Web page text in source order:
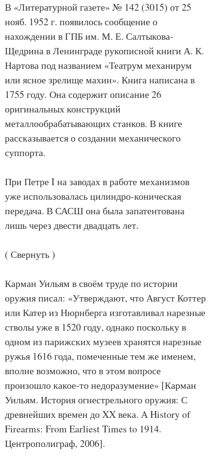
В «Литературной газете» № 142 (3015) от 25
нояб. 1952 г. появилось сообщение о
нахождении в ГПБ им. М. Е. Салтыкова-
Щедрина в Ленинграде рукописной книги А. К.
Нартова под названием «Театрум механирум
или ясное зрелище махин». Книга написана в
1755 году. Она содержит описание 26
оригинальных конструкций
металлообрабатывающих станков. В книге
рассказывается о создании механического
суппорта.
При Петре I на заводах в работе механизмов
уже использовалась цилиндро-коническая
передача. В САСШ она была запатентована
лишь через двести двадцать лет.
( Свернуть )
Карман Уильям в своём труде по истории
оружия писал: «Утверждают, что Август Коттер
или Катер из Нюрнберга изготавливал нарезные
стволы уже в 1520 году, однако поскольку в
одном из парижских музеев хранятся нарезные
ружья 1616 года, помеченные тем же именем,
вполне возможно, что в этом вопросе
произошло какое-то недоразумение» [Карман
Уильям. История огнестрельного оружия: С
древнейших времен до XX века. A History of
Firearms: From Earliest Times to 1914.
Центрополиграф, 2006].